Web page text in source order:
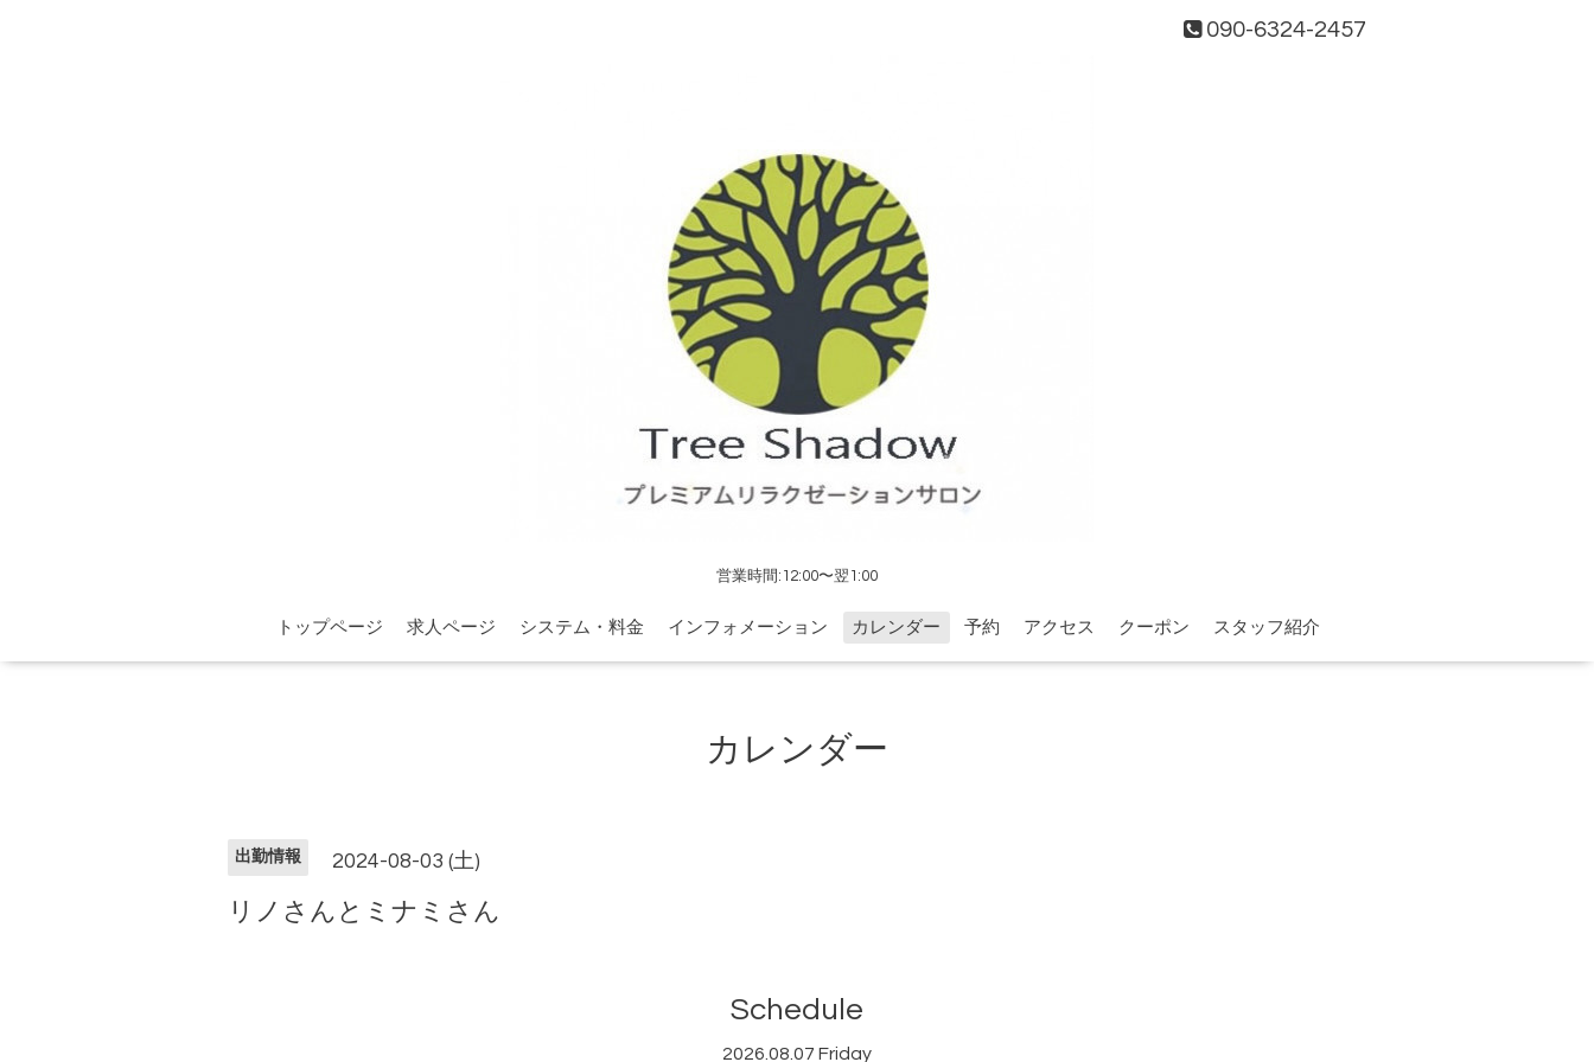
090-6324-2457
営業時間:12:00〜翌1:00
トップページ 求人ページ システム・料金 インフォメーション カレンダー 予約 アクセス クーポン スタッフ紹介
カレンダー
出勤情報 2024-08-03 (土)
リノさんとミナミさん
Schedule
2026.08.07 Friday